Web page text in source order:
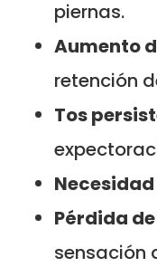
piernas.
Aumento
retención
Tos
Pérdida
sensación